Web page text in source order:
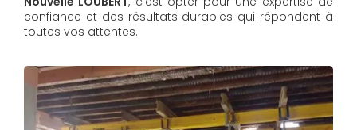
confiance et des résultats durables qui répondent à
toutes vos attentes.